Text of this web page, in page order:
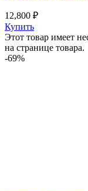
12,800 ₽
Купить
Этот товар имеет
на странице товара.
-69%